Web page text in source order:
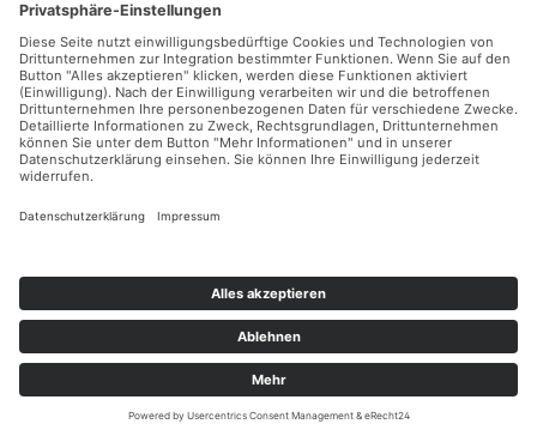
Versandarten
Unsere Communities
Zahlungsarten
Ladengeschäft
Shop Service Informationen
* Alle Preise inkl. gesetzl. Mehrwertsteuer zzgl.Versandkostenund ggf.
© 2026 Lüttel Software & Medien GmbH - Alle Rechte vorbehalten.